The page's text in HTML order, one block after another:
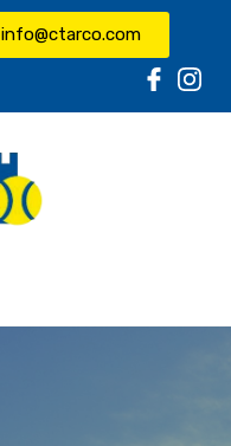
info@ctarco.com